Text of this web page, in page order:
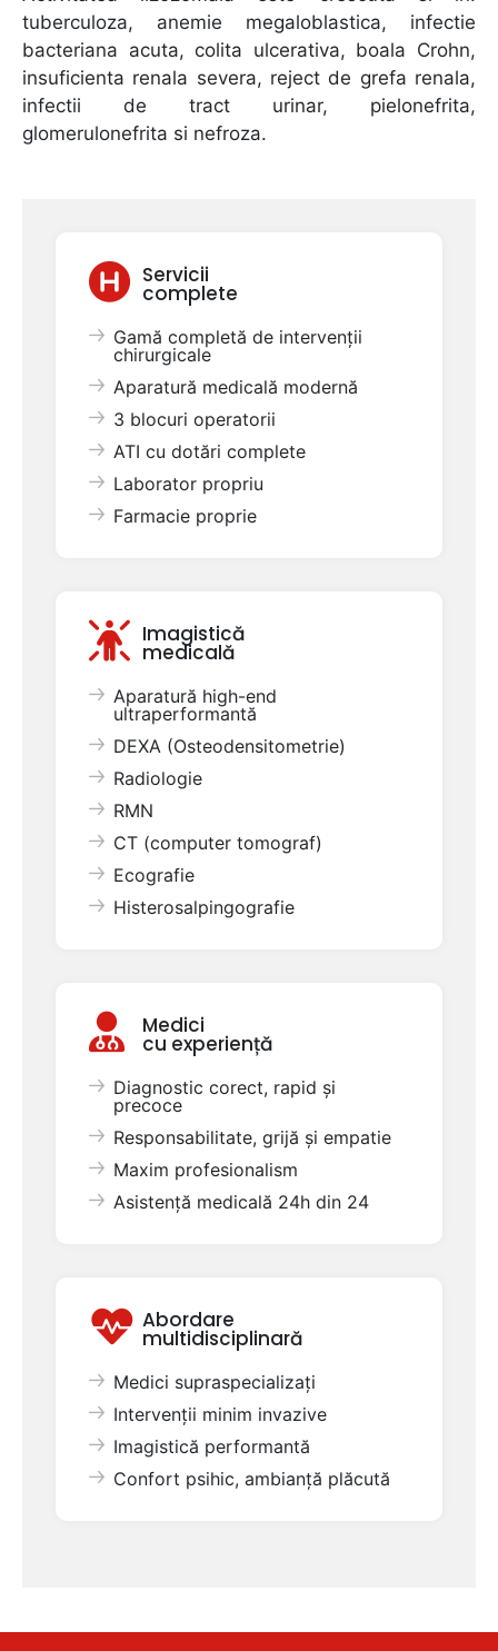
tuberculoza, anemie megaloblastica, infectie
bacteriana acuta, colita ulcerativa, boala Crohn,
insuficienta renala severa, reject de grefa renala,
infectii de tract urinar, pielonefrita,
glomerulonefrita si nefroza.
Servicii
complete
Gamă completă de intervenții
chirurgicale
Aparatură medicală modernă
3 blocuri operatorii
ATI cu dotări complete
Laborator propriu
Farmacie proprie
Imagistică
medicală
Aparatură high-end
ultraperformantă
DEXA (Osteodensitometrie)
Radiologie
RMN
CT (computer tomograf)
Ecografie
Histerosalpingografie
Medici
cu experiență
Diagnostic corect, rapid și
precoce
Responsabilitate, grijă și empatie
Maxim profesionalism
Asistență medicală 24h din 24
Abordare
multidisciplinară
Medici supraspecializați
Intervenții minim invazive
Imagistică performantă
Confort psihic, ambianță plăcută